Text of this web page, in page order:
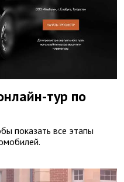
тур по
показать все этапы